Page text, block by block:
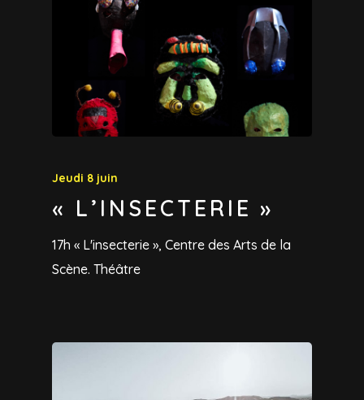
Jeudi 8 juin
« L’INSECTERIE »
17h « L'insecterie », Centre des Arts de la
Scène. Théâtre